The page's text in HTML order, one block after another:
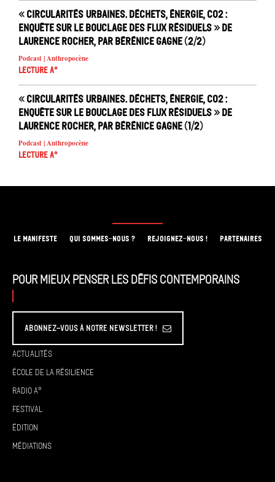
« Circularités urbaines. Déchets, énergie, CO2 :
enquête sur le bouclage des flux résiduels » de
Laurence Rocher, par Bérénice Gagne (2/2)
Podcast | Anthropocène
Lecture A°
« Circularités urbaines. Déchets, énergie, CO2 :
enquête sur le bouclage des flux résiduels » de
Laurence Rocher, par Bérénice Gagne (1/2)
Podcast | Anthropocène
Lecture A°
LE MANIFESTE QUI SOMMES-NOUS ? REJOIGNEZ-NOUS ! PARTENAIRES
Pour mieux penser les défis contemporains
Abonnez-vous à Notre Newsletter !
Actualités
École de la résilience
Radio A°
Festival
Édition
Médiations